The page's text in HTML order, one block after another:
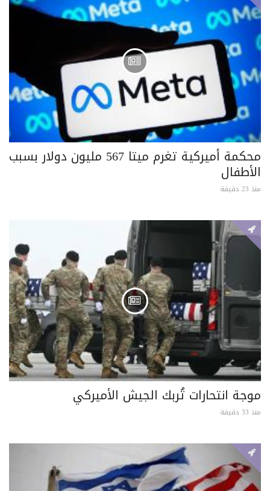
محكمة أميركية تغرم ميتا 567 مليون دولار بسبب
الأطفال
منذ 23 دقيقة
موجة انتحارات تُربك الجيش الأميركي
منذ 33 دقيقة